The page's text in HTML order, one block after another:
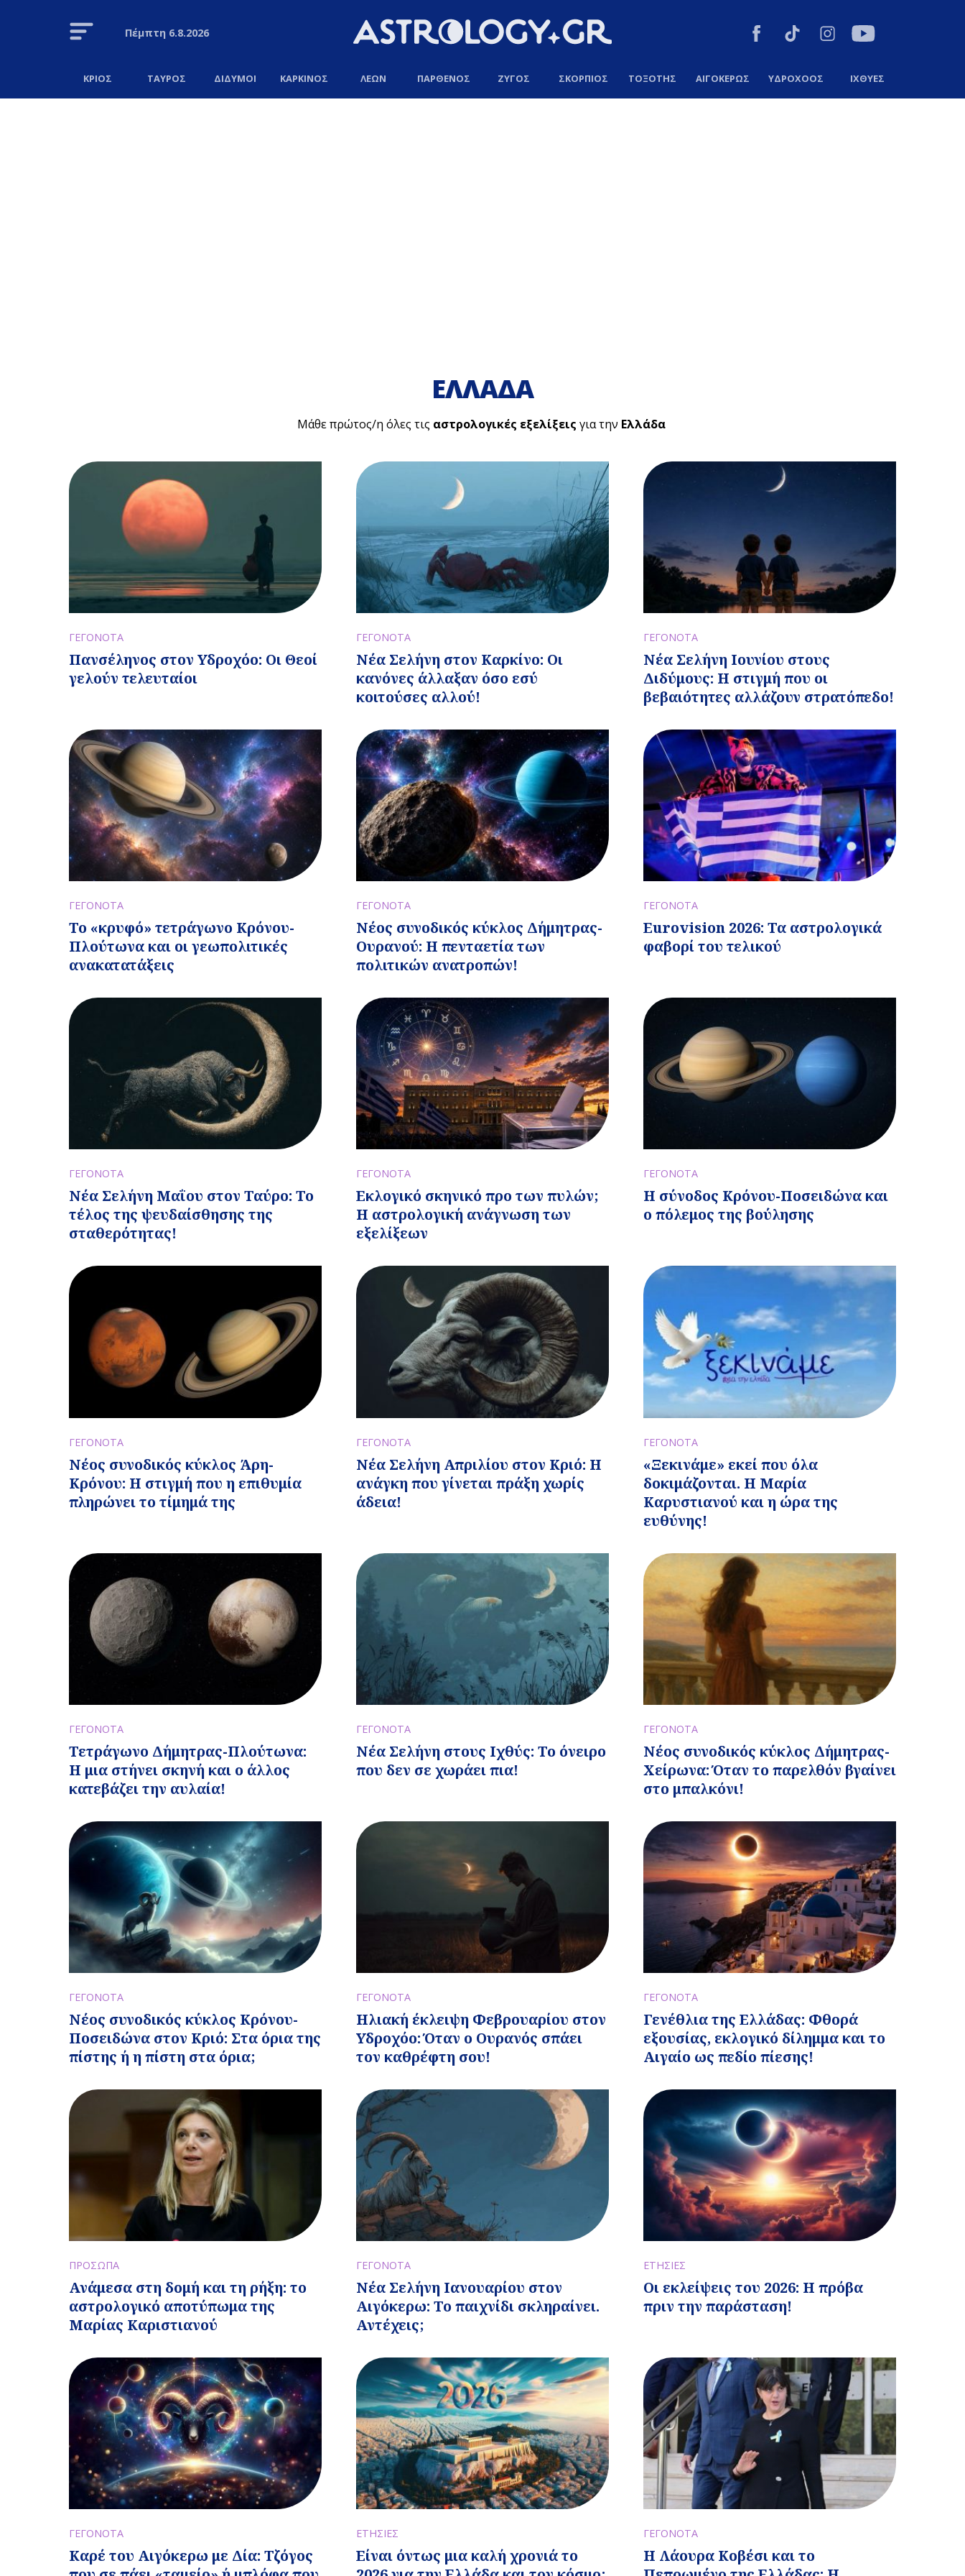
Πέμπτη6.8.2026
ΚΡΙΟΣ ΤΑΥΡΟΣ ΔΙΔΥΜΟΙ ΚΑΡΚΙΝΟΣ ΛΕΩΝ ΠΑΡΘΕΝΟΣ ΖΥΓΟΣ ΣΚΟΡΠΙΟΣ ΤΟΞΟΤΗΣ ΑΙΓΟΚΕΡΩΣ ΥΔΡΟΧΟΟΣ ΙΧΘΥΕΣ
ΕΛΛΑΔΑ
Μάθε πρώτος/η όλες τις αστρολογικές εξελίξεις για την Ελλάδα
ΓΕΓΟΝΟΤΑ
Πανσέληνος στον Υδροχόο: Οι Θεοί
γελούν τελευταίοι
ΓΕΓΟΝΟΤΑ
Νέα Σελήνη στον Καρκίνο: Οι
κανόνες άλλαξαν όσο εσύ
κοιτούσες αλλού!
ΓΕΓΟΝΟΤΑ
Νέα Σελήνη Ιουνίου στους
Διδύμους: Η στιγμή που οι
βεβαιότητες αλλάζουν στρατόπεδο!
ΓΕΓΟΝΟΤΑ
Το «κρυφό» τετράγωνο Κρόνου-
Πλούτωνα και οι γεωπολιτικές
ανακατατάξεις
ΓΕΓΟΝΟΤΑ
Νέος συνοδικός κύκλος Δήμητρας-
Ουρανού: Η πενταετία των
πολιτικών ανατροπών!
ΓΕΓΟΝΟΤΑ
Eurovision 2026: Τα αστρολογικά
φαβορί του τελικού
ΓΕΓΟΝΟΤΑ
Νέα Σελήνη Μαΐου στον Ταύρο: Το
τέλος της ψευδαίσθησης της
σταθερότητας!
ΓΕΓΟΝΟΤΑ
Εκλογικό σκηνικό προ των πυλών;
Η αστρολογική ανάγνωση των
εξελίξεων
ΓΕΓΟΝΟΤΑ
Η σύνοδος Κρόνου-Ποσειδώνα και
ο πόλεμος της βούλησης
ΓΕΓΟΝΟΤΑ
Νέος συνοδικός κύκλος Άρη-
Κρόνου: Η στιγμή που η επιθυμία
πληρώνει το τίμημά της
ΓΕΓΟΝΟΤΑ
Νέα Σελήνη Απριλίου στον Κριό: Η
ανάγκη που γίνεται πράξη χωρίς
άδεια!
ΓΕΓΟΝΟΤΑ
«Ξεκινάμε» εκεί που όλα
δοκιμάζονται. Η Μαρία
Καρυστιανού και η ώρα της
ευθύνης!
ΓΕΓΟΝΟΤΑ
Τετράγωνο Δήμητρας-Πλούτωνα:
Η μια στήνει σκηνή και ο άλλος
κατεβάζει την αυλαία!
ΓΕΓΟΝΟΤΑ
Νέα Σελήνη στους Ιχθύς: Το όνειρο
που δεν σε χωράει πια!
ΓΕΓΟΝΟΤΑ
Νέος συνοδικός κύκλος Δήμητρας-
Χείρωνα: Όταν το παρελθόν βγαίνει
στο μπαλκόνι!
ΓΕΓΟΝΟΤΑ
Νέος συνοδικός κύκλος Κρόνου-
Ποσειδώνα στον Κριό: Στα όρια της
πίστης ή η πίστη στα όρια;
ΓΕΓΟΝΟΤΑ
Ηλιακή έκλειψη Φεβρουαρίου στον
Υδροχόο: Όταν ο Ουρανός σπάει
τον καθρέφτη σου!
ΓΕΓΟΝΟΤΑ
Γενέθλια της Ελλάδας: Φθορά
εξουσίας, εκλογικό δίλημμα και το
Αιγαίο ως πεδίο πίεσης!
ΠΡΟΣΩΠΑ
Ανάμεσα στη δομή και τη ρήξη: το
αστρολογικό αποτύπωμα της
Μαρίας Καριστιανού
ΓΕΓΟΝΟΤΑ
Νέα Σελήνη Ιανουαρίου στον
Αιγόκερω: Το παιχνίδι σκληραίνει.
Αντέχεις;
ΕΤΗΣΙΕΣ
Οι εκλείψεις του 2026: Η πρόβα
πριν την παράσταση!
ΓΕΓΟΝΟΤΑ
Καρέ του Αιγόκερω με Δία: Τζόγος
ΕΤΗΣΙΕΣ
Είναι όντως μια καλή χρονιά το
ΓΕΓΟΝΟΤΑ
Η Λάουρα Κοβέσι και το